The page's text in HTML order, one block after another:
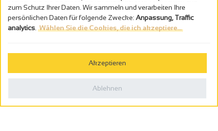
Alkoholmissbrauch ist gefährlich für die Gesundheit - trinken Sie in
Politique de confidentialité
zum Schutz Ihrer Daten. Wir sammeln und verarbeiten Ihre
persönlichen Daten für folgende Zwecke: Anpassung, Traffic
analytics Wählen Sie die Cookies, die ich akzeptiere...
Akzeptieren
Ablehnen